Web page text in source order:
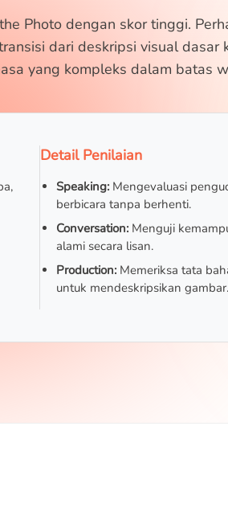
Photo dengan skor tinggi.
dari deskripsi visual dasar
yang kompleks dalam batas
Detail Penilaian
Speaking:Mengevaluasi
berbicara tanpa berhenti.
Conversation:Menguji
alami secara lisan.
Production:Memeriksa tata
untuk mendeskripsikan gambar.